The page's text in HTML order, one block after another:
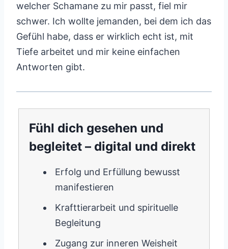
welcher Schamane zu mir passt, fiel mir
schwer. Ich wollte jemanden, bei dem ich das
Gefühl habe, dass er wirklich echt ist, mit
Tiefe arbeitet und mir keine einfachen
Antworten gibt.
Fühl dich gesehen und
begleitet – digital und direkt
Erfolg und Erfüllung bewusst
manifestieren
Krafttierarbeit und spirituelle
Begleitung
Zugang zur inneren Weisheit